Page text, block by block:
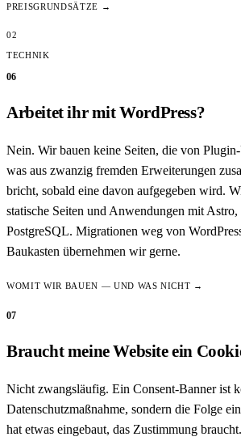
PREISGRUNDSÄTZE →
02
TECHNIK
06
Arbeitet ihr mit WordPress?
Nein. Wir bauen keine Seiten, die von
was aus zwanzig fremden Erweiterungen
bricht, sobald eine davon aufgegeben wird.
statische Seiten und Anwendungen mit
PostgreSQL. Migrationen weg von
Baukasten übernehmen wir gerne.
WOMIT WIR BAUEN — UND WAS NICHT →
07
Braucht meine Website ein
Nicht zwangsläufig. Ein Consent-Banner ist
Datenschutzmaßnahme, sondern die Folge
hat etwas eingebaut, das Zustimmung